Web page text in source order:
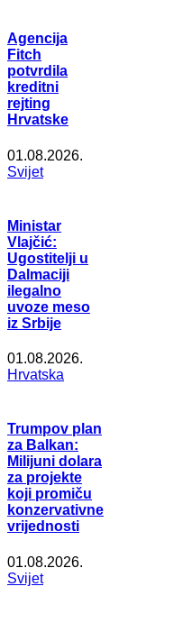
Agencija
Fitch
potvrdila
kreditni
rejting
Hrvatske
01.08.2026.
Svijet
Ministar
Vlajčić:
Ugostitelji u
Dalmaciji
ilegalno
uvoze meso
iz Srbije
01.08.2026.
Hrvatska
Trumpov plan
za Balkan:
Milijuni dolara
za projekte
koji promiču
konzervativne
vrijednosti
01.08.2026.
Svijet